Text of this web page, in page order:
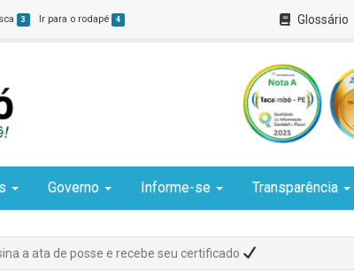
3 Ir para o rodapé 4 Glossário
Governo Informe-se Transparência
a ata de posse e recebe seu certificado